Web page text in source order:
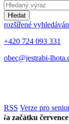
Hledat
rozšířené
+420 724 093 331
obec@jestrabi-
RSS Verze pro
července